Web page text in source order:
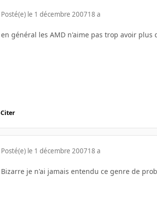
Posté(e) le 1 décembre 200718 a
en général les AMD n'aime pas trop avoir plus
Citer
Posté(e) le 1 décembre 200718 a
Bizarre je n'ai jamais entendu ce genre de